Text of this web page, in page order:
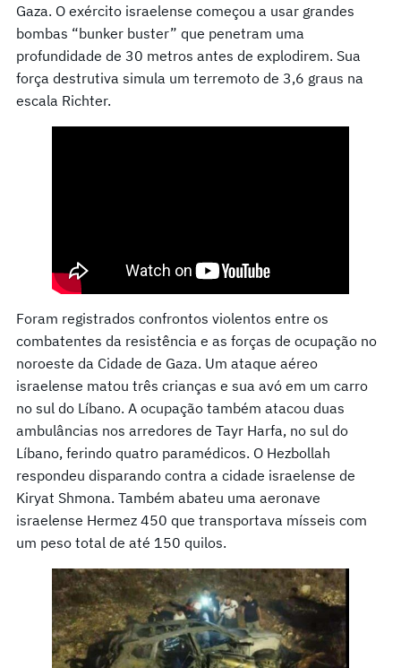
Gaza. O exército israelense começou a usar grandes
bombas “bunker buster” que penetram uma
profundidade de 30 metros antes de explodirem. Sua
força destrutiva simula um terremoto de 3,6 graus na
escala Richter.
Foram registrados confrontos violentos entre os
combatentes da resistência e as forças de ocupação no
noroeste da Cidade de Gaza. Um ataque aéreo
israelense matou três crianças e sua avó em um carro
no sul do Líbano. A ocupação também atacou duas
ambulâncias nos arredores de Tayr Harfa, no sul do
Líbano, ferindo quatro paramédicos. O Hezbollah
respondeu disparando contra a cidade israelense de
Kiryat Shmona. Também abateu uma aeronave
israelense Hermez 450 que transportava mísseis com
um peso total de até 150 quilos.